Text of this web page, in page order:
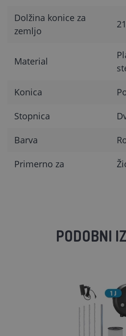
Dolžina konice za
zemljo
Material
Konica
Stopnica
Barva
Primerno za
PODOBNI